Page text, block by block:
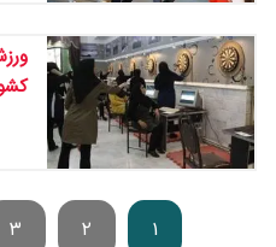
۱ ۲ ۳